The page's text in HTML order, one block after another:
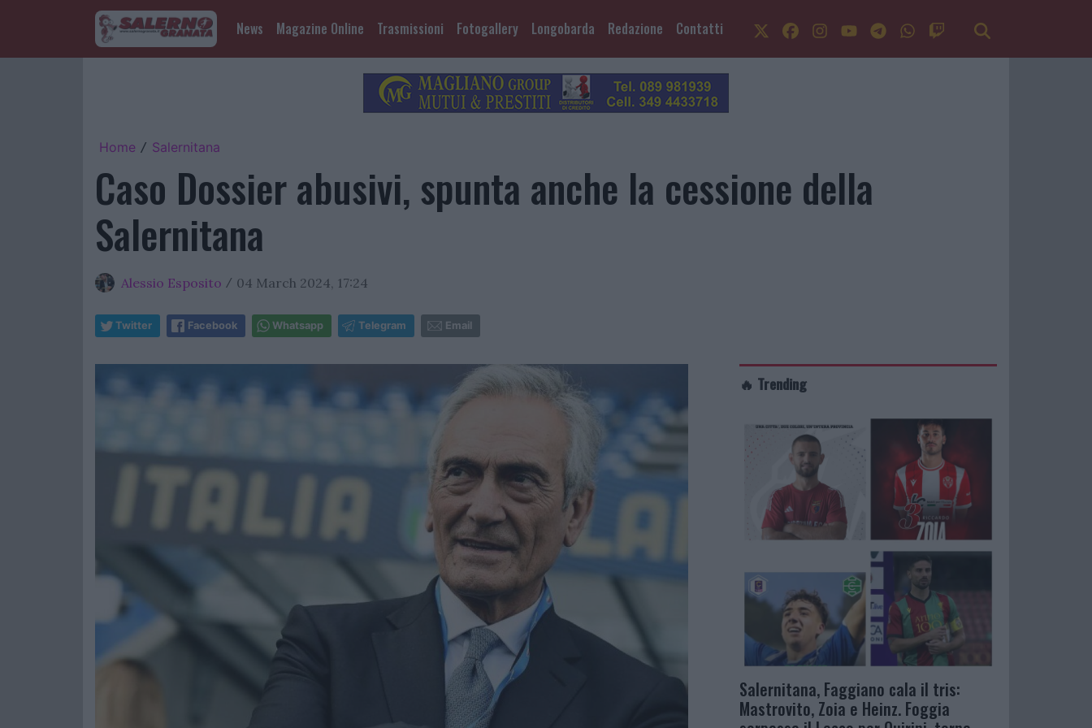
News Magazine Online Trasmissioni Fotogallery Longobarda Redazione Contatti
Home / Salernitana
Caso Dossier abusivi, spunta anche la cessione della
Salernitana
Alessio Esposito / 04 March 2024, 17:24
Twitter Facebook Whatsapp Telegram Email
🔥 Trending
Salernitana, Faggiano cala il tris:
Mastrovito, Zoia e Heinz. Foggia